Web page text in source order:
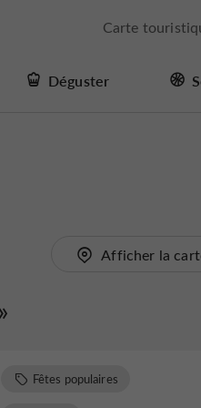
Carte
Déguster
Afficher la
Fêtes populaires